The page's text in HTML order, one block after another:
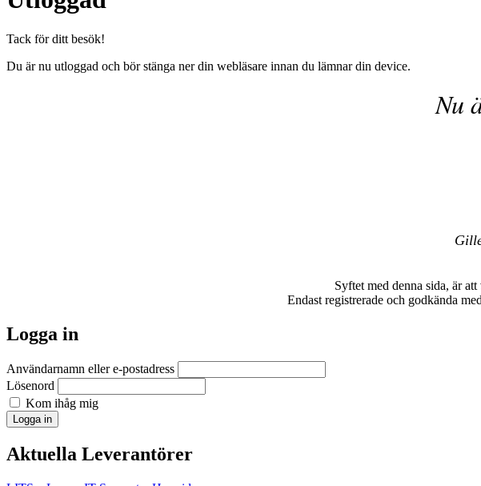
Tack för ditt besök!
Du är nu utloggad och bör stänga ner din webläsare innan du lämnar din device.
Nu
Syftet med denna sida, är
Endast registrerade och godkända
Logga in
Användarnamn eller e-postadress
Lösenord
Kom ihåg mig
Logga in
Aktuella Leverantörer